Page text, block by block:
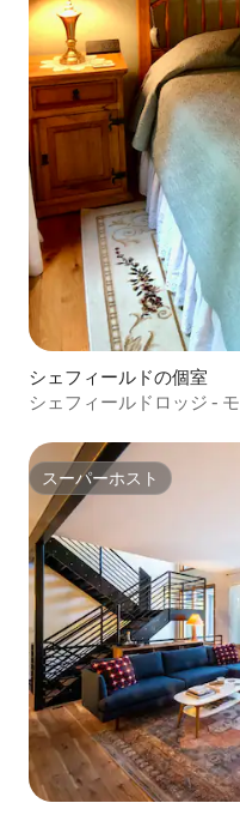
シェフィールドの個室
シェフィールドロッジ -
スーパーホスト
スーパーホスト